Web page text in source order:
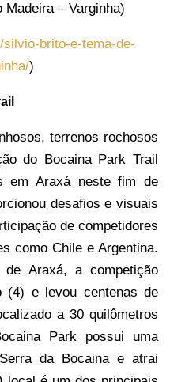
Madeira – Varginha)
brito-e-tema-de-
)
terrenos rochosos
do Bocaina Park Trail
em Araxá neste fim de
desafios e visuais
de competidores
como Chile e Argentina.
Araxá, a competição
(4) e levou centenas de
a 30 quilômetros
Park possui uma
da Bocaina e atrai